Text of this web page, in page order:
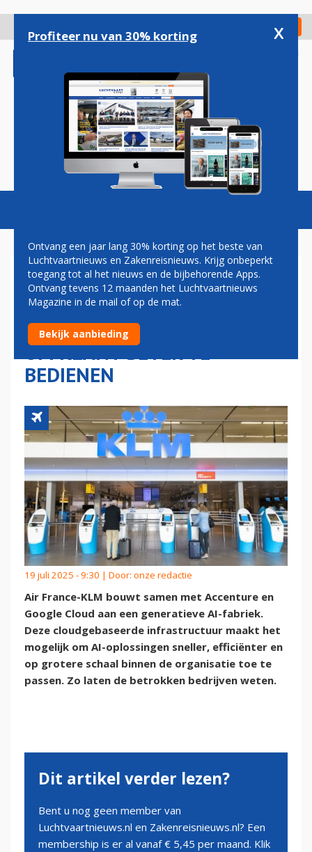
gaan
Check in
Magazine Podcasts Vacatures
AIR FRANCE-KLM,
ACCENTURE EN GOOGLE
CLOUD BOUWEN AI-FABRIEK
OM KLANT BETER TE
BEDIENEN
19 juli 2025 - 9:30 | Door: onze redactie
Air France-KLM bouwt samen met Accenture en
Google Cloud aan een generatieve AI-fabriek.
Deze cloudgebaseerde infrastructuur maakt het
mogelijk om AI-oplossingen sneller, efficiënter en
op grotere schaal binnen de organisatie toe te
passen. Zo laten de betrokken bedrijven weten.
Dit artikel verder lezen?
Bent u nog geen member van
Luchtvaartnieuws.nl en Zakenreisnieuws.nl? Een
membership is er al vanaf € 5,45 per maand. Klik
Profiteer nu van 30% korting x
Ontvang een jaar lang 30% korting op het beste van
Luchtvaartnieuws en Zakenreisnieuws. Krijg onbeperkt
toegang tot al het nieuws en de bijbehorende Apps.
Ontvang tevens 12 maanden het Luchtvaartnieuws
Magazine in de mail of op de mat.
Bekijk aanbieding